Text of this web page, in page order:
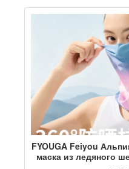
FYOUGA Feiyou
маска из ледяного
на открытом